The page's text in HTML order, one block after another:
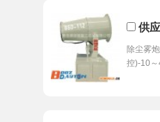
供
除尘雾
控)-10